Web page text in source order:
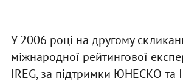
У 2006 році на другому
міжнародної рейтингової
IREG, за підтримки ЮНЕСКО та